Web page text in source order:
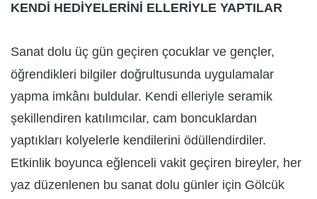
KENDİ HEDİYELERİNİ ELLERİYLE YAPTILAR
Sanat dolu üç gün geçiren çocuklar ve gençler,
öğrendikleri bilgiler doğrultusunda uygulamalar
yapma imkânı buldular. Kendi elleriyle seramik
şekillendiren katılımcılar, cam boncuklardan
yaptıkları kolyelerle kendilerini ödüllendirdiler.
Etkinlik boyunca eğlenceli vakit geçiren bireyler, her
yaz düzenlenen bu sanat dolu günler için Gölcük